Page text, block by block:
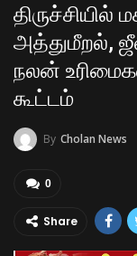
திருச்சியில்
அத்துமீறல்,
நலன்
கூட்டம்
By Cholan News
0
Share